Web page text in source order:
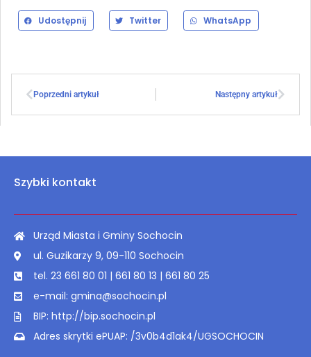
Udostępnij Twitter WhatsApp
Poprzedni artykuł Następny artykuł
Szybki kontakt
Urząd Miasta i Gminy Sochocin
ul. Guzikarzy 9, 09-110 Sochocin
tel. 23 661 80 01 | 661 80 13 | 661 80 25
e-mail: gmina@sochocin.pl
BIP: http://bip.sochocin.pl
Adres skrytki ePUAP: /3v0b4d1ak4/UGSOCHOCIN